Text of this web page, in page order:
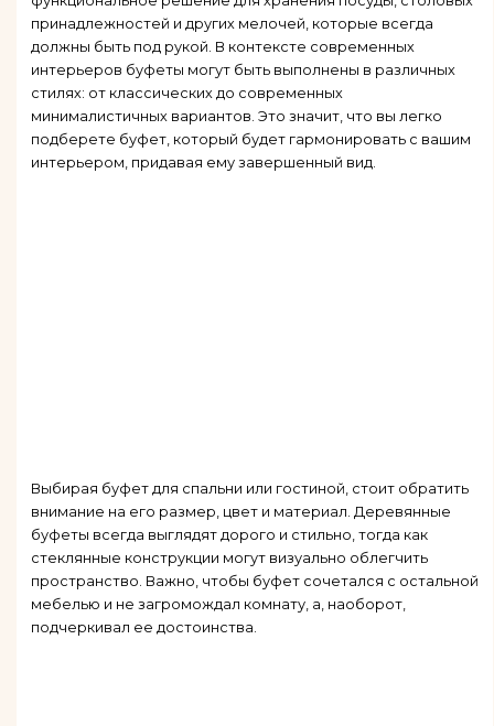
принадлежностей и других мелочей, которые всегда
должны быть под рукой. В контексте современных
интерьеров буфеты могут быть выполнены в различных
стилях: от классических до современных
минималистичных вариантов. Это значит, что вы легко
подберете буфет, который будет гармонировать с вашим
интерьером, придавая ему завершенный вид.
Выбирая буфет для спальни или гостиной, стоит обратить
внимание на его размер, цвет и материал. Деревянные
буфеты всегда выглядят дорого и стильно, тогда как
стеклянные конструкции могут визуально облегчить
пространство. Важно, чтобы буфет сочетался с остальной
мебелью и не загромождал комнату, а, наоборот,
подчеркивал ее достоинства.